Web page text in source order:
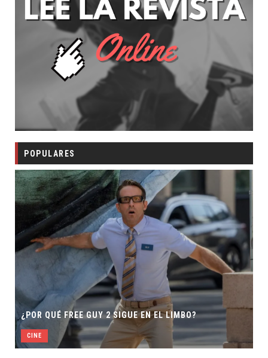
POPULARES
¿POR QUÉ FREE GUY 2 SIGUE EN EL LIMBO?
CINE